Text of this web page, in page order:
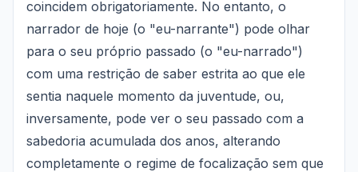
coincidem obrigatoriamente. No entanto, o
narrador de hoje (o "eu-narrante") pode olhar
para o seu próprio passado (o "eu-narrado")
com uma restrição de saber estrita ao que ele
sentia naquele momento da juventude, ou,
inversamente, pode ver o seu passado com a
sabedoria acumulada dos anos, alterando
completamente o regime de focalização sem que